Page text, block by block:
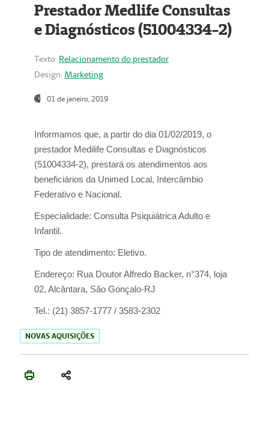
Prestador Medlife Consultas
e Diagnósticos (51004334-2)
Texto: Relacionamento do prestador
Design: Marketing
01 de janeiro, 2019
Informamos que, a partir do dia 01/02/2019, o
prestador Medilife Consultas e Diagnósticos
(51004334-2), prestará os atendimentos aos
beneficiários da Unimed Local, Intercâmbio
Federativo e Nacional.
Especialidade: Consulta Psiquiátrica Adulto e
Infantil.
Tipo de atendimento: Eletivo.
Endereço: Rua Doutor Alfredo Backer, n°374, loja
02, Alcântara, São Gonçalo-RJ
Tel.: (21) 3857-1777 / 3583-2302
NOVAS AQUISIÇÕES